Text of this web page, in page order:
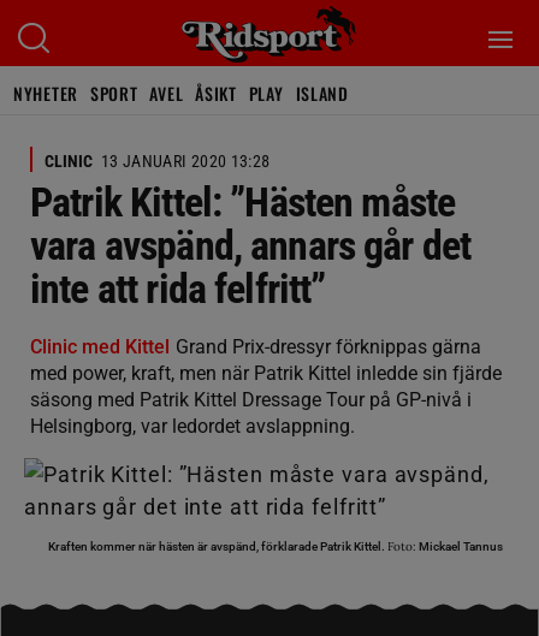
NYHETER SPORT AVEL ÅSIKT PLAY ISLAND
CLINIC 13 JANUARI 2020 13:28
Patrik Kittel: ”Hästen måste
vara avspänd, annars går det
inte att rida felfritt”
Clinic med Kittel Grand Prix-dressyr förknippas gärna
med power, kraft, men när Patrik Kittel inledde sin fjärde
säsong med Patrik Kittel Dressage Tour på GP-nivå i
Helsingborg, var ledordet avslappning.
Kraften kommer när hästen är avspänd, förklarade Patrik Kittel. Foto: Mickael Tannus